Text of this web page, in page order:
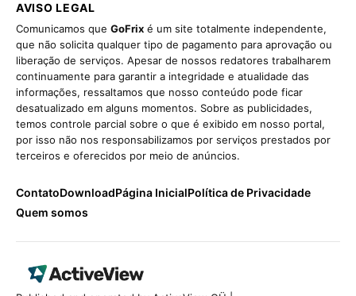
AVISO LEGAL
Comunicamos que GoFrix é um site totalmente independente,
que não solicita qualquer tipo de pagamento para aprovação ou
liberação de serviços. Apesar de nossos redatores trabalharem
continuamente para garantir a integridade e atualidade das
informações, ressaltamos que nosso conteúdo pode ficar
desatualizado em alguns momentos. Sobre as publicidades,
temos controle parcial sobre o que é exibido em nosso portal,
por isso não nos responsabilizamos por serviços prestados por
terceiros e oferecidos por meio de anúncios.
ContatoDownloadPágina InicialPolítica de Privacidade
Quem somos